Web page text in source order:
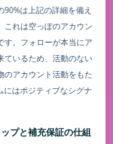
は上記の詳細を備え
これは空っぽのアカウン
す。フォローが本当にア
ているため、活動のない
のアカウント活動をもた
はポジティブなシグナ
プと補充保証の仕組